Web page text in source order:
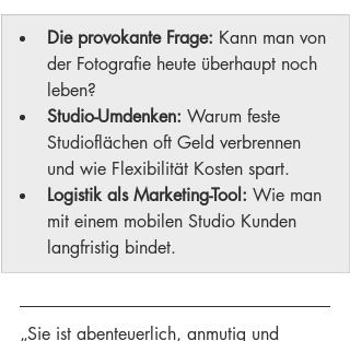
Die provokante Frage: Kann man von
der Fotografie heute überhaupt noch
leben?
Studio-Umdenken: Warum feste
Studioflächen oft Geld verbrennen
und wie Flexibilität Kosten spart.
Logistik als Marketing-Tool: Wie man
mit einem mobilen Studio Kunden
langfristig bindet.
„Sie ist abenteuerlich, anmutig und